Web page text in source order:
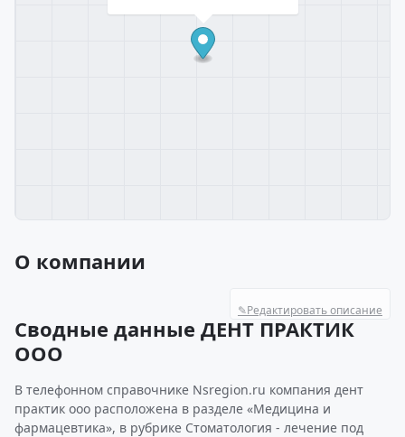
О компании
✎Редактировать описание
Сводные данные ДЕНТ ПРАКТИК
ООО
В телефонном справочнике Nsregion.ru компания дент
практик ооо расположена в разделе «Медицина и
фармацевтика», в рубрике Стоматология - лечение под